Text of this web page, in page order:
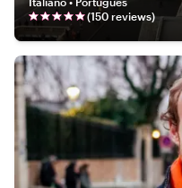
(150 reviews)